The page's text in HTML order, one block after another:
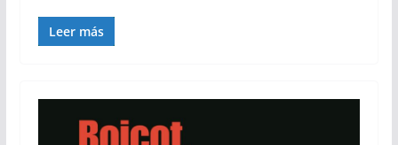
Leer más